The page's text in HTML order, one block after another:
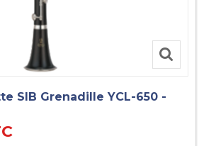
SIB Grenadille YCL-650 -